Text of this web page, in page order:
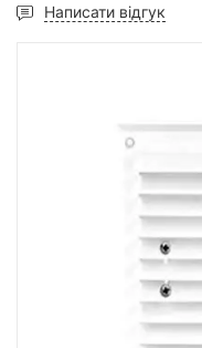
Написати відгук